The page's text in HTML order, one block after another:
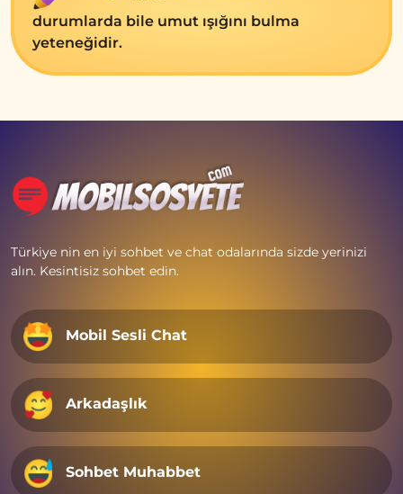
durumlarda bile umut ışığını bulma
yeteneğidir.
Türkiye nin en iyi sohbet ve chat odalarında sizde yerinizi
alın. Kesintisiz sohbet edin.
Mobil Sesli Chat
Arkadaşlık
Sohbet Muhabbet